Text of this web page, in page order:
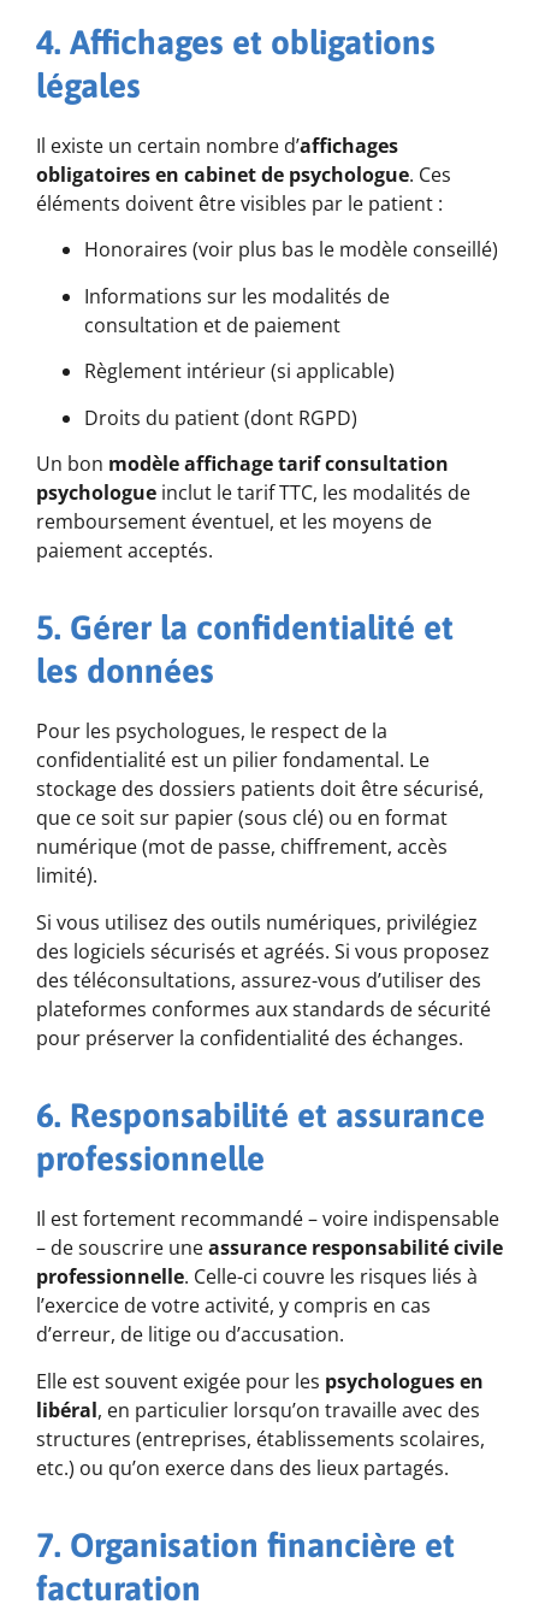
4. Affichages et obligations
légales
Il existe un certain nombre d’affichages
obligatoires en cabinet de psychologue. Ces
éléments doivent être visibles par le patient :
Honoraires (voir plus bas le modèle conseillé)
Informations sur les modalités de
consultation et de paiement
Règlement intérieur (si applicable)
Droits du patient (dont RGPD)
Un bon modèle affichage tarif consultation
psychologue inclut le tarif TTC, les modalités de
remboursement éventuel, et les moyens de
paiement acceptés.
5. Gérer la confidentialité et
les données
Pour les psychologues, le respect de la
confidentialité est un pilier fondamental. Le
stockage des dossiers patients doit être sécurisé,
que ce soit sur papier (sous clé) ou en format
numérique (mot de passe, chiffrement, accès
limité).
Si vous utilisez des outils numériques, privilégiez
des logiciels sécurisés et agréés. Si vous proposez
des téléconsultations, assurez-vous d’utiliser des
plateformes conformes aux standards de sécurité
pour préserver la confidentialité des échanges.
6. Responsabilité et assurance
professionnelle
Il est fortement recommandé – voire indispensable
– de souscrire uneassurance responsabilité civile
professionnelle. Celle-ci couvre les risques liés à
l’exercice de votre activité, y compris en cas
d’erreur, de litige ou d’accusation.
Elle est souvent exigée pour les psychologues en
libéral, en particulier lorsqu’on travaille avec des
structures (entreprises, établissements scolaires,
etc.) ou qu’on exerce dans des lieux partagés.
7. Organisation financière et
facturation